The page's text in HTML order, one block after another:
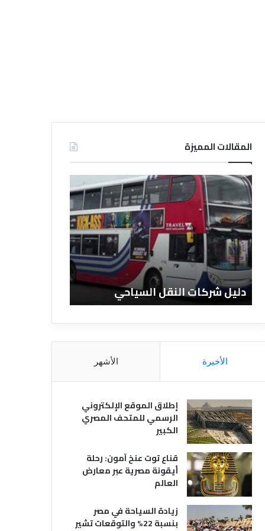
المقالات المميزة
د
ل
ي
ل
ش
ر
ا
ت
ل
ل
س
ح
ي
دليل شركات النقل السياحي
م
ي
الأخيرة الأشهر
إطلاق الموقع الإلكتروني
الرسمي للمتحف المصري
الكبير
قناع توت عنخ آمون: رحلة
أيقونة مصرية عبر معارض
العالم
زيادة السياحة في مصر
بنسبة 22% والتوقعات تشير